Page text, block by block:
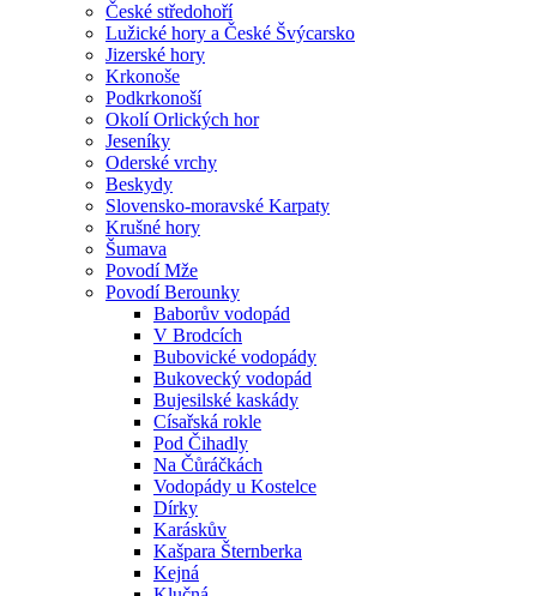
České středohoří
Lužické hory a České Švýcarsko
Jizerské hory
Krkonoše
Podkrkonoší
Okolí Orlických hor
Jeseníky
Oderské vrchy
Beskydy
Slovensko-moravské Karpaty
Krušné hory
Šumava
Povodí Mže
Povodí Berounky
Baborův vodopád
V Brodcích
Bubovické vodopády
Bukovecký vodopád
Bujesilské kaskády
Císařská rokle
Pod Čihadly
Na Čůráčkách
Vodopády u Kostelce
Dírky
Karáskův
Kašpara Šternberka
Kejná